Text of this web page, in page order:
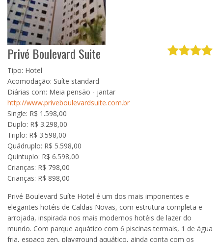
Privé Boulevard Suite
Tipo: Hotel
Acomodação: Suíte standard
Diárias com: Meia pensão - jantar
http://www.priveboulevardsuite.com.br
Single: R$ 1.598,00
Duplo: R$ 3.298,00
Triplo: R$ 3.598,00
Quádruplo: R$ 5.598,00
Quíntuplo: R$ 6.598,00
Crianças: R$ 798,00
Crianças: R$ 898,00
Privé Boulevard Suíte Hotel é um dos mais imponentes e
elegantes hotéis de Caldas Novas, com estrutura completa e
arrojada, inspirada nos mais modernos hotéis de lazer do
mundo. Com parque aquático com 6 piscinas termais, 1 de água
fria, espaço zen, playground aquático, ainda conta com os